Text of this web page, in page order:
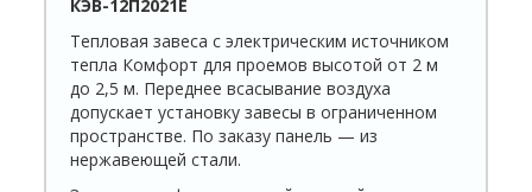
КЭВ-12П2021Е
Тепловая завеса с электрическим источником
тепла Комфорт для проемов высотой от 2 м
до 2,5 м. Переднее всасывание воздуха
допускает установку завесы в ограниченном
пространстве. По заказу панель — из
нержавеющей стали.